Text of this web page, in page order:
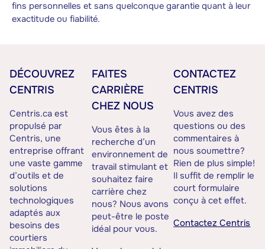
fins personnelles et sans quelconque garantie quant à leur
exactitude ou fiabilité.
DÉCOUVREZ
CENTRIS
Centris.ca est
propulsé par
Centris, une
entreprise offrant
une vaste gamme
d’outils et de
solutions
technologiques
adaptés aux
besoins des
courtiers
FAITES
CARRIÈRE
CHEZ NOUS
Vous êtes à la
recherche d’un
environnement de
travail stimulant et
souhaitez faire
carrière chez
nous? Nous avons
peut-être le poste
idéal pour vous.
CONTACTEZ
CENTRIS
Vous avez des
questions ou des
commentaires à
nous soumettre?
Rien de plus simple!
Il suffit de remplir le
court formulaire
conçu à cet effet.
Contactez Centris